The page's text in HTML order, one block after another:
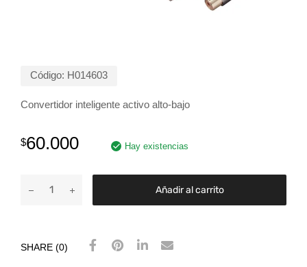
Código: H014603
Convertidor inteligente activo alto-bajo
$60.000 Hay existencias
Añadir al carrito
SHARE (0)